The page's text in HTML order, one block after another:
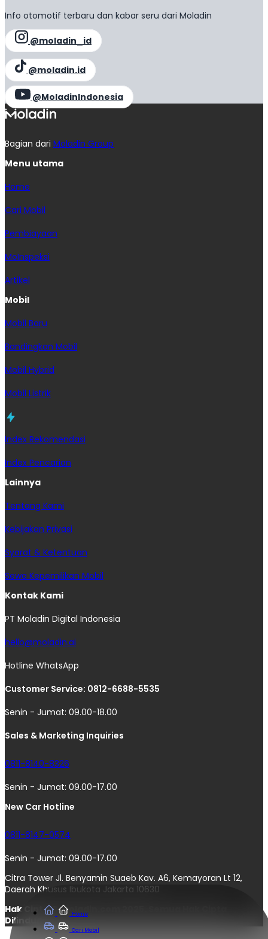
Home
Cari Mobil
Info otomotif terbaru dan kabar seru dari Moladin
@moladin_id
@moladin.id
@MoladinIndonesia
Bagian dari Moladin Group
Menu utama
Home
Cari Mobil
Pembiayaan
MoInspeksi
Artikel
Mobil
Mobil Baru
Bandingkan Mobil
Mobil Hybrid
Mobil Listrik
Index Rekomendasi
Index Pencarian
Lainnya
Tentang Kami
Kebijakan Privasi
Syarat & Ketentuan
Sewa Kepemilikan Mobil
Kontak Kami
PT Moladin Digital Indonesia
hello@moladin.ai
Hotline WhatsApp
Customer Service: 0812-6688-5535
Senin - Jumat: 09.00-18.00
Sales & Marketing Inquiries
0811-8140-8326
Senin - Jumat: 09.00-17.00
New Car Hotline
0811-8147-0574
Senin - Jumat: 09.00-17.00
Citra Tower Jl. Benyamin Suaeb Kav. A6, Kemayoran Lt 12,
Daerah Khusus Ibukota Jakarta 10630
Hak Cipta © moladin.com 2025. Semua Hak Cipta
Dilindungi.